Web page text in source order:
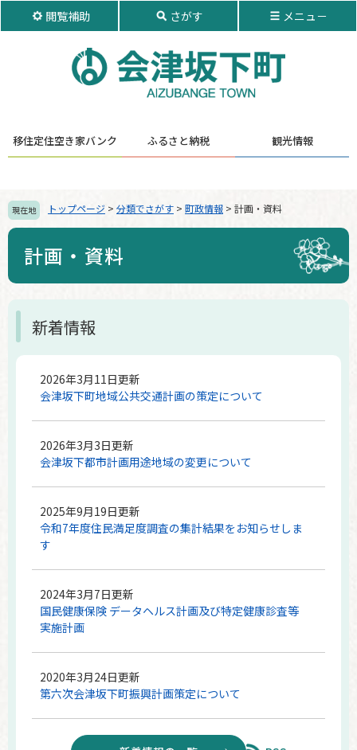
本
閲覧補助 さがす メニュ－
移住定住空き家バンク ふるさと納税 観光情報
現在地 トップページ > 分類でさがす > 町政情報 > 計画・資料
計画・資料
本
新着情報
2026年3月11日更新
会津坂下町地域公共交通計画の策定について
2026年3月3日更新
会津坂下都市計画用途地域の変更について
2025年9月19日更新
令和7年度住民満足度調査の集計結果をお知らせしま
す
2024年3月7日更新
国民健康保険 データヘルス計画及び特定健康診査等
実施計画
2020年3月24日更新
第六次会津坂下町振興計画策定について